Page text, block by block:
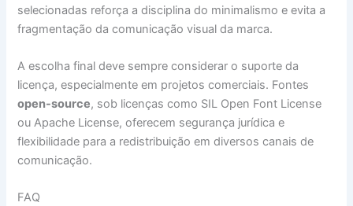
selecionadas reforça a disciplina do minimalismo e evita a
fragmentação da comunicação visual da marca.
A escolha final deve sempre considerar o suporte da
licença, especialmente em projetos comerciais. Fontes
open-source, sob licenças como SIL Open Font License
ou Apache License, oferecem segurança jurídica e
flexibilidade para a redistribuição em diversos canais de
comunicação.
FAQ